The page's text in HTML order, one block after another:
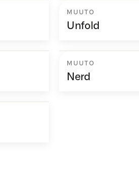
MUUTO
Unfold
MUUTO
Nerd